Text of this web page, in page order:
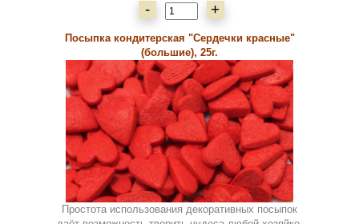
- +
Посыпка кондитерская "Сердечки красные"
(большие), 25г.
Простота использования декоративных посыпок